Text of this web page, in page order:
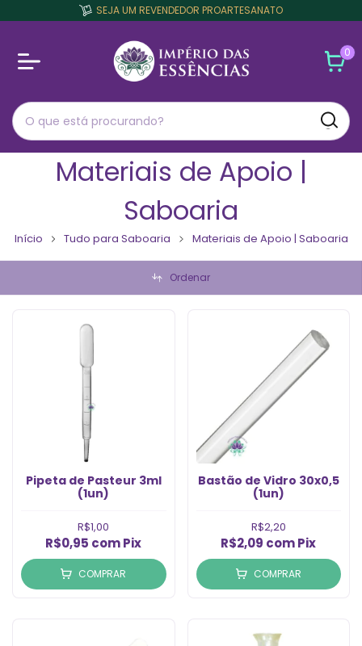
SEJA UM REVENDEDOR PROARTESANATO
0
Materiais de Apoio |
Saboaria
Início Tudo para Saboaria Materiais de Apoio | Saboaria
Ordenar
Pipeta de Pasteur 3ml
(1un)
R$1,00
R$0,95 comPix
COMPRAR
Bastão de Vidro 30x0,5
(1un)
R$2,20
R$2,09 comPix
COMPRAR